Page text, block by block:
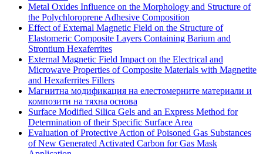
Metal Oxides Influence on the Morphology and Structure of
the Polychloroprene Adhesive Composition
Effect of External Magnetic Field on the Structure of
Elastomeric Composite Layers Containing Barium and
Strontium Hexaferrites
External Magnetic Field Impact on the Electrical and
Microwave Properties of Composite Materials with Magnetite
and Hexaferrites Fillers
Магнитна модификация на елестомерните материали и
композити на тяхна основа
Surface Modified Silica Gels and an Express Method for
Determination of their Specific Surface Area
Evaluation of Protective Action of Poisoned Gas Substances
of New Generated Activated Carbon for Gas Mask